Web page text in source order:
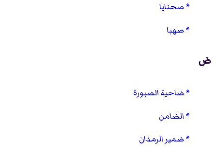
صحنايا
صهبا
ض
ضاحية الصبورة
الضامن
ضمير الرمدان